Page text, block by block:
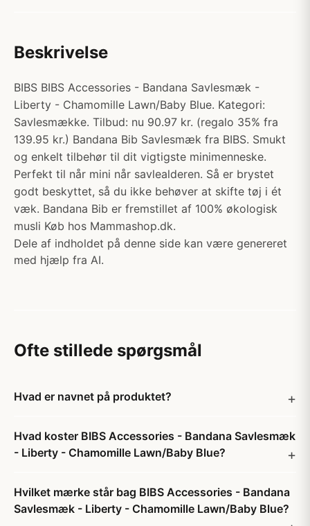
Beskrivelse
BIBS BIBS Accessories - Bandana Savlesmæk -
Liberty - Chamomille Lawn/Baby Blue. Kategori:
Savlesmække. Tilbud: nu 90.97 kr. (regalo 35% fra
139.95 kr.) Bandana Bib Savlesmæk fra BIBS. Smukt
og enkelt tilbehør til dit vigtigste minimenneske.
Perfekt til når mini når savlealderen. Så er brystet
godt beskyttet, så du ikke behøver at skifte tøj i ét
væk. Bandana Bib er fremstillet af 100% økologisk
musli Køb hos Mammashop.dk.
Dele af indholdet på denne side kan være genereret
med hjælp fra AI.
Ofte stillede spørgsmål
Hvad er navnet på produktet?
Hvad koster BIBS Accessories - Bandana Savlesmæk
- Liberty - Chamomille Lawn/Baby Blue?
Hvilket mærke står bag BIBS Accessories - Bandana
Savlesmæk - Liberty - Chamomille Lawn/Baby Blue?